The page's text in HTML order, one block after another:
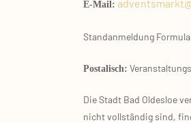
E‑Mail:
Stand­an­mel­dung
Pos­ta­lisch:
Die Stadt Bad Oldes­loe
nicht voll­stän­dig sind,